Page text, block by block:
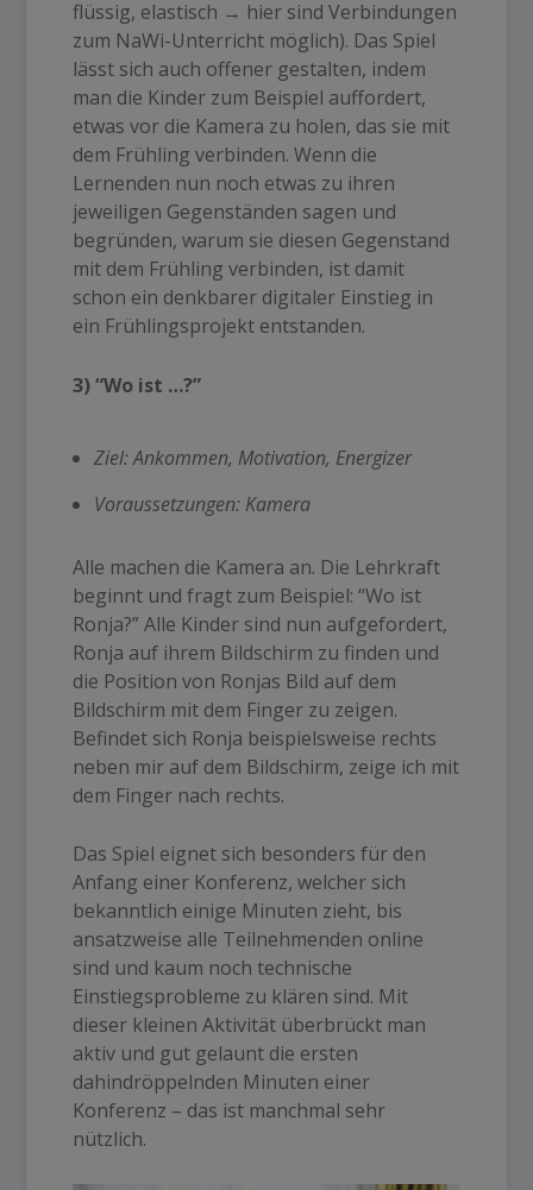
flüssig, elastisch → hier sind Verbindungen
zum NaWi-Unterricht möglich). Das Spiel
lässt sich auch offener gestalten, indem
man die Kinder zum Beispiel auffordert,
etwas vor die Kamera zu holen, das sie mit
dem Frühling verbinden. Wenn die
Lernenden nun noch etwas zu ihren
jeweiligen Gegenständen sagen und
begründen, warum sie diesen Gegenstand
mit dem Frühling verbinden, ist damit
schon ein denkbarer digitaler Einstieg in
ein Frühlingsprojekt entstanden.
3) “Wo ist …?”
Ziel: Ankommen, Motivation, Energizer
Voraussetzungen: Kamera
Alle machen die Kamera an. Die Lehrkraft
beginnt und fragt zum Beispiel: “Wo ist
Ronja?” Alle Kinder sind nun aufgefordert,
Ronja auf ihrem Bildschirm zu finden und
die Position von Ronjas Bild auf dem
Bildschirm mit dem Finger zu zeigen.
Befindet sich Ronja beispielsweise rechts
neben mir auf dem Bildschirm, zeige ich mit
dem Finger nach rechts.
Das Spiel eignet sich besonders für den
Anfang einer Konferenz, welcher sich
bekanntlich einige Minuten zieht, bis
ansatzweise alle Teilnehmenden online
sind und kaum noch technische
Einstiegsprobleme zu klären sind. Mit
dieser kleinen Aktivität überbrückt man
aktiv und gut gelaunt die ersten
dahindröppelnden Minuten einer
Konferenz – das ist manchmal sehr
nützlich.